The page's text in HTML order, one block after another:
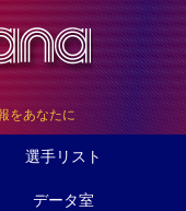
をあなたに
選手リスト
データ室